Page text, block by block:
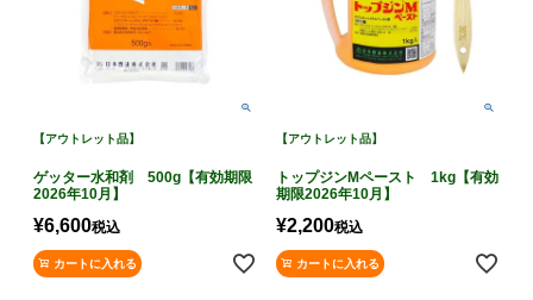
【アウトレット品】
ゲッター水和剤 500g【有効期限
2026年10月】
¥6,600税込
カートに入れる
【アウトレット品】
トップジンMペースト 1kg【有効
期限2026年10月】
¥2,200税込
カートに入れる